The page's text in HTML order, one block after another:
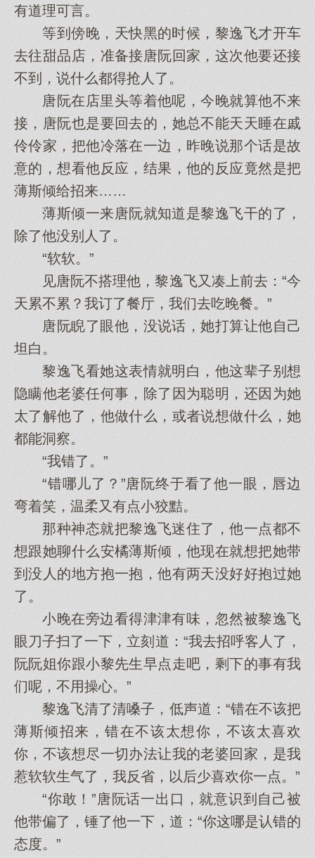
有道理可言。
等到傍晚，天快黑的时候，黎逸飞才开车
去往甜品店，准备接唐阮回家，这次他要还接
不到，说什么都得抢人了。
唐阮在店里头等着他呢，今晚就算他不来
接，唐阮也是要回去的，她总不能天天睡在戚
伶伶家，把他冷落在一边，昨晚说那个话是故
意的，想看他反应，结果，他的反应竟然是把
薄斯倾给招来……
薄斯倾一来唐阮就知道是黎逸飞干的了，
除了他没别人了。
“软软。”
见唐阮不搭理他，黎逸飞又凑上前去：“今
天累不累？我订了餐厅，我们去吃晚餐。”
唐阮睨了眼他，没说话，她打算让他自己
坦白。
黎逸飞看她这表情就明白，他这辈子别想
隐瞒他老婆任何事，除了因为聪明，还因为她
太了解他了，他做什么，或者说想做什么，她
都能洞察。
“我错了。”
“错哪儿了？”唐阮终于看了他一眼，唇边
弯着笑，温柔又有点小狡黠。
那种神态就把黎逸飞迷住了，他一点都不
想跟她聊什么安橘薄斯倾，他现在就想把她带
到没人的地方抱一抱，他有两天没好好抱过她
了。
小晚在旁边看得津津有味，忽然被黎逸飞
眼刀子扫了一下，立刻道：“我去招呼客人了，
阮阮姐你跟小黎先生早点走吧，剩下的事有我
们呢，不用操心。”
黎逸飞清了清嗓子，低声道：“错在不该把
薄斯倾招来，错在不该太想你，不该太喜欢
你，不该想尽一切办法让我的老婆回家，是我
惹软软生气了，我反省，以后少喜欢你一点。”
“你敢！”唐阮话一出口，就意识到自己被
他带偏了，锤了他一下，道：“你这哪是认错的
态度。”